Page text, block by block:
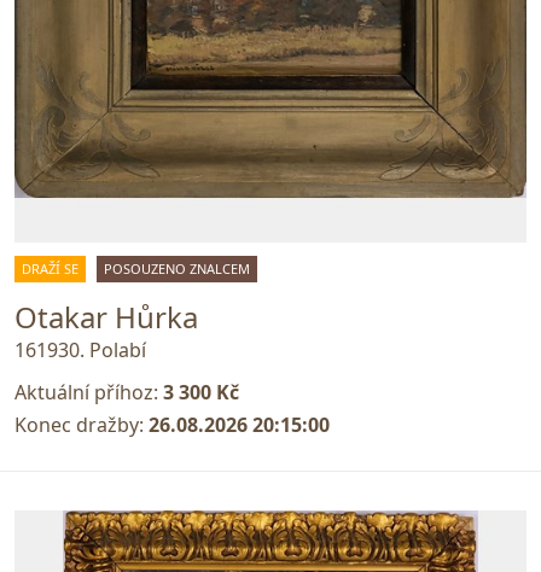
DRAŽÍ SE POSOUZENO ZNALCEM
Otakar Hůrka
161930. Polabí
Aktuální příhoz: 3 300 Kč
Konec dražby: 26.08.2026 20:15:00